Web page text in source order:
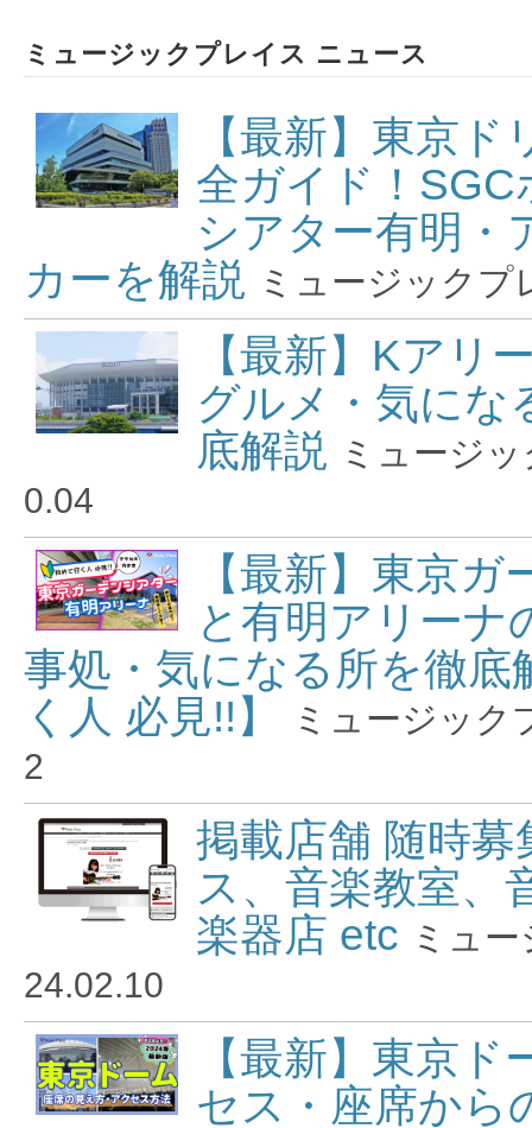
ミュージックプレイス ニュース
【最新】東京
全ガイド！SGC
シアター有明・
カーを解説 ミュージックプ
【最新】Kアリ
グルメ・気にな
底解説 ミュージ
0.04
【最新】東京
と有明アリーナ
事処・気になる所を徹底
く人 必見!!】
ミュージック
2
掲載店舗 随時募
ス、音楽教室、
楽器店 etc ミュ
24.02.10
【最新】東京
セス・座席から